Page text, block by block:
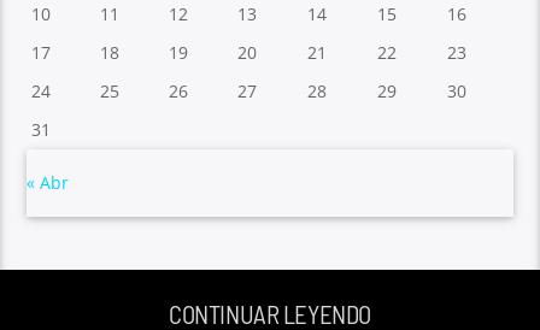
10
11 12 13 14 15
16
17
18 19 20 21 22
23
24
25 26 27 28 29
30
31
« Abr
CONTINUAR LEYENDO